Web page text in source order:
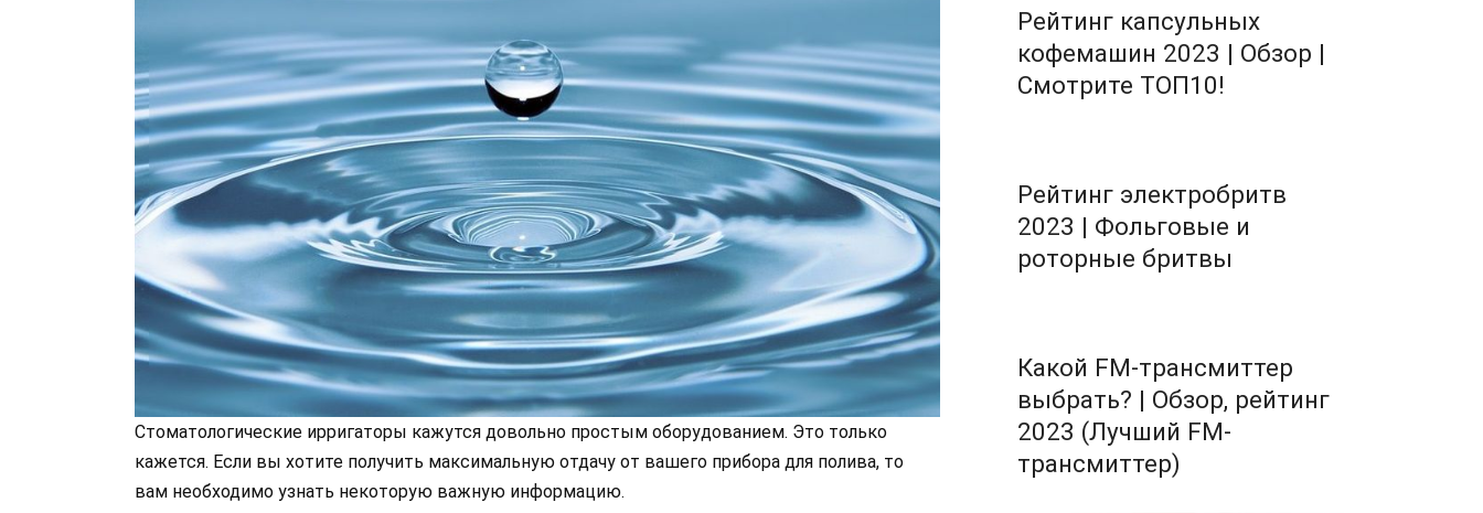
Стоматологические ирригаторы кажутся довольно простым оборудованием. Это только
кажется. Если вы хотите получить максимальную отдачу от вашего прибора для полива, то
вам необходимо узнать некоторую важную информацию.
Рейтинг капсульных
кофемашин 2023 | Обзор |
Смотрите ТОП10!
Рейтинг электробритв
2023 | Фольговые и
роторные бритвы
Какой FM-трансмиттер
выбрать? | Обзор, рейтинг
2023 (Лучший FM-
трансмиттер)